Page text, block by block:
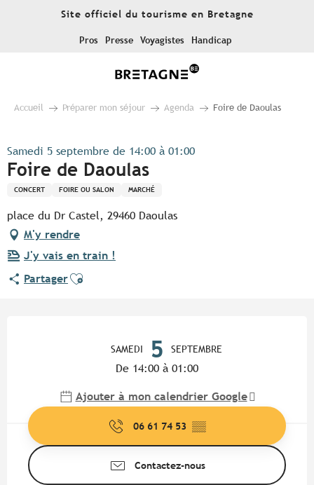
Site officiel du tourisme en Bretagne
Pros Presse Voyagistes Handicap
Accueil Préparer mon séjour Agenda Foire de Daoulas
Samedi 5 septembre de 14:00 à 01:00
Foire de Daoulas
CONCERT FOIRE OU SALON MARCHÉ
place du Dr Castel, 29460 Daoulas
M'y rendre
J'y vais en train !
PartagerAjouter aux favoris
SAMEDI 5 SEPTEMBRE
De 14:00 à 01:00
Ajouter à mon calendrier Google
06 61 74 53 ▒▒
Contactez-nous